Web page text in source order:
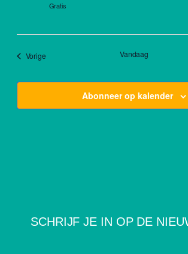
Gratis
VorigeEvents Vandaag
Abonneer op kalender
SCHRIJF JE IN OP DE